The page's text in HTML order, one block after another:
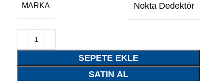
MARKA Nokta Dedektör
SEPETE EKLE
SATIN AL